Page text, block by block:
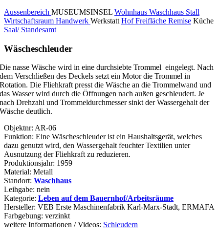
Aussenbereich MUSEUMSINSEL Wohnhaus Waschhaus Stall
Wirtschaftsraum Handwerk Werkstatt Hof Freifläche Remise Küche
Saal/ Standesamt
Wäscheschleuder
Die nasse Wäsche wird in eine durchsiebte Trommel eingelegt. Nach
dem Verschließen des Deckels setzt ein Motor die Trommel in
Rotation. Die Fliehkraft presst die Wäsche an die Trommelwand und
das Wasser wird durch die Öffnungen nach außen geschleudert. Je
nach Drehzahl und Trommeldurchmesser sinkt der Wassergehalt der
Wäsche deutlich.
Objektnr: AR-06
Funktion: Eine Wäscheschleuder ist ein Haushaltsgerät, welches
dazu genutzt wird, den Wassergehalt feuchter Textilien unter
Ausnutzung der Fliehkraft zu reduzieren.
Produktionsjahr: 1959
Material: Metall
Standort: Waschhaus
Leihgabe: nein
Kategorie: Leben auf dem Bauernhof/Arbeitsräume
Hersteller: VEB Erste Maschinenfabrik Karl-Marx-Stadt, ERMAFA
Farbgebung: verzinkt
weitere Informationen / Videos: Schleudern